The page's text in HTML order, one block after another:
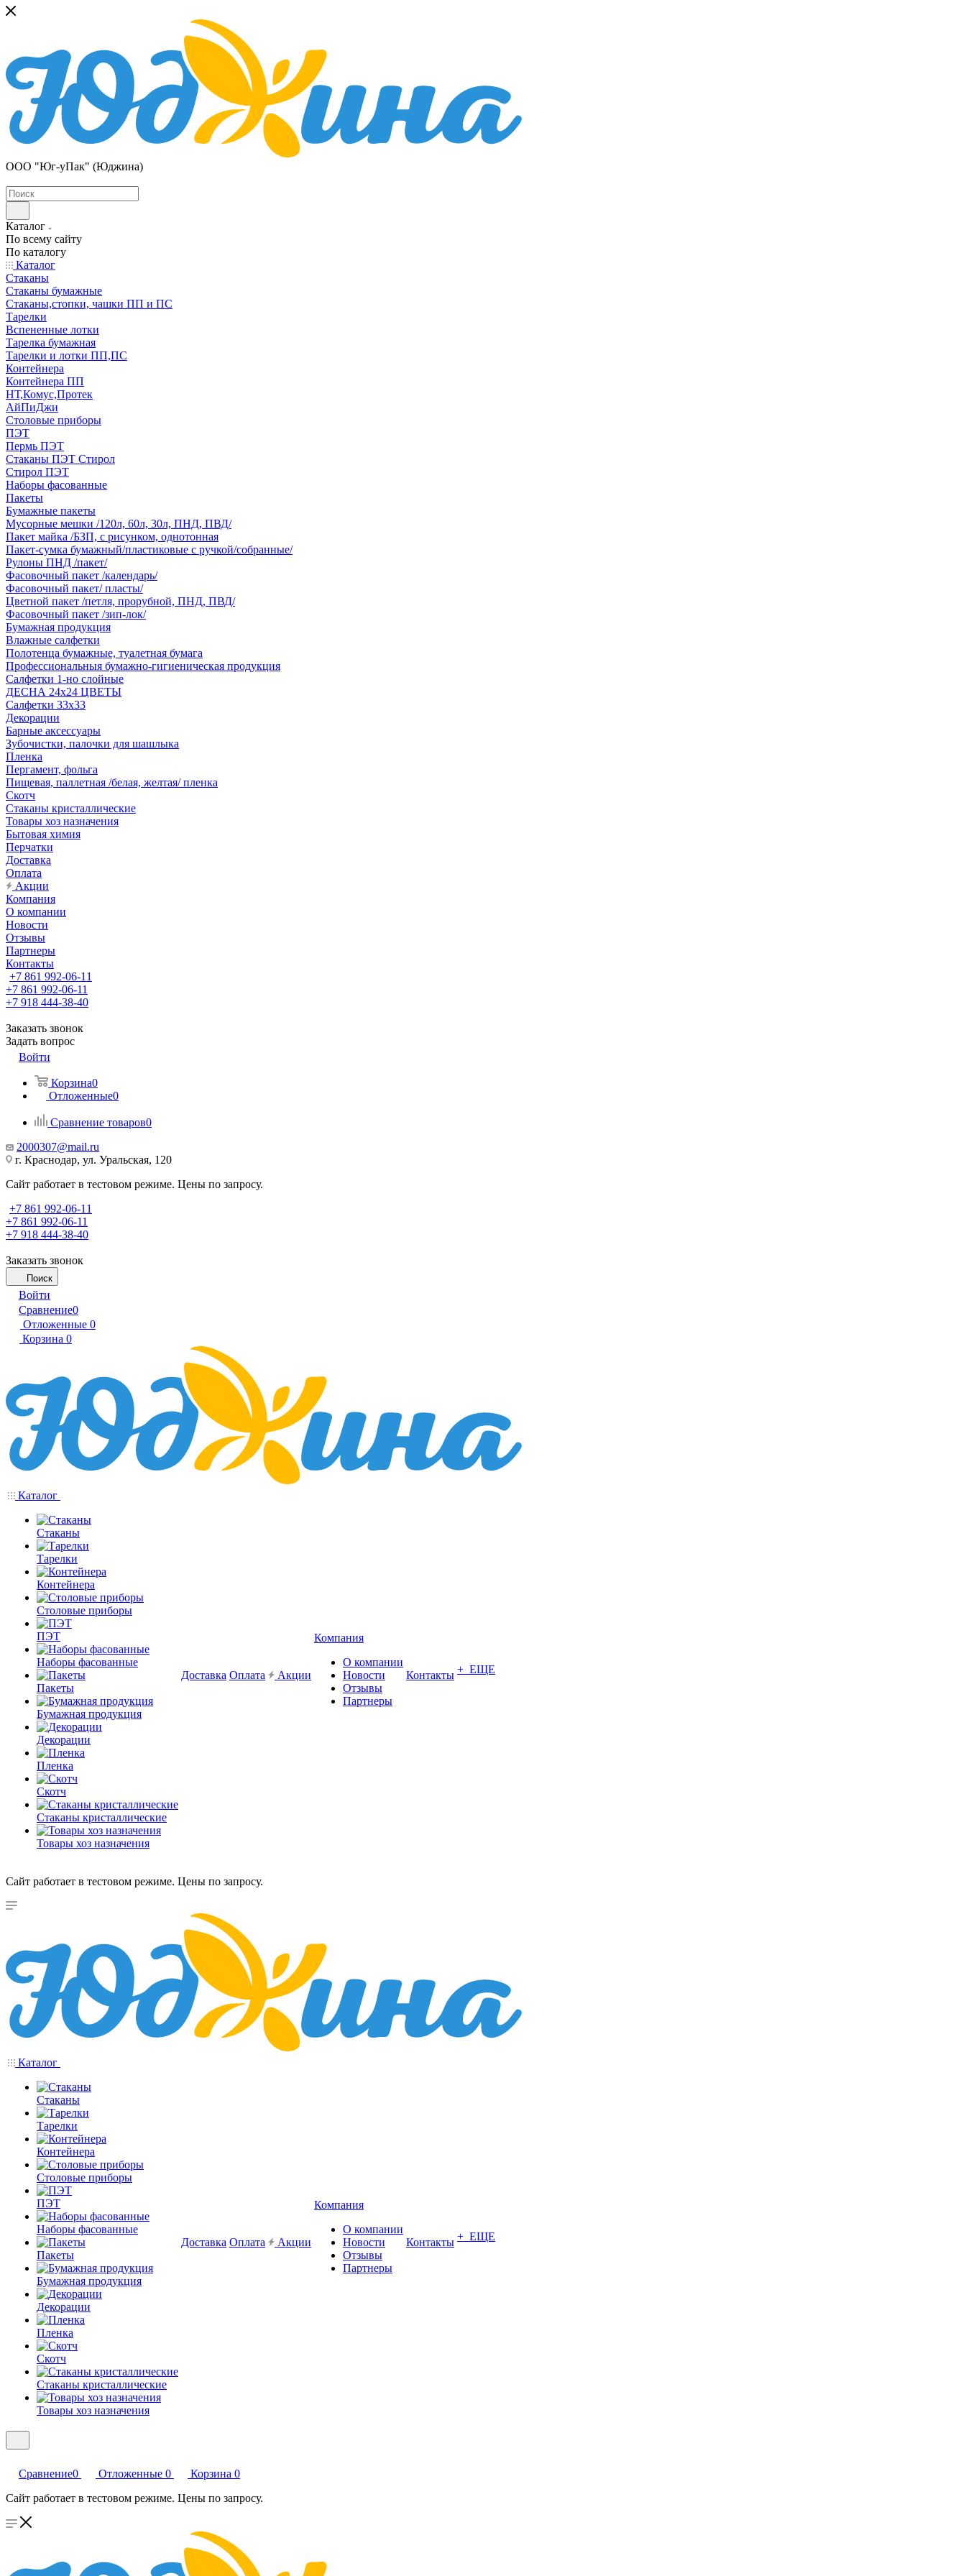
ООО "Юг-уПак" (Юджина)
Каталог
По всему сайту
По каталогу
Каталог
Стаканы
Стаканы бумажные
Стаканы,стопки, чашки ПП и ПС
Тарелки
Вспененные лотки
Тарелка бумажная
Тарелки и лотки ПП,ПС
Контейнера
Контейнера ПП
НТ,Комус,Протек
АйПиДжи
Столовые приборы
ПЭТ
Пермь ПЭТ
Стаканы ПЭТ Стирол
Стирол ПЭТ
Наборы фасованные
Пакеты
Бумажные пакеты
Мусорные мешки /120л, 60л, 30л, ПНД, ПВД/
Пакет майка /БЗП, с рисунком, однотонная
Пакет-сумка бумажный/пластиковые с ручкой/собранные/
Рулоны ПНД /пакет/
Фасовочный пакет /календарь/
Фасовочный пакет/ пласты/
Цветной пакет /петля, прорубной, ПНД, ПВД/
Фасовочный пакет /зип-лок/
Бумажная продукция
Влажные салфетки
Полотенца бумажные, туалетная бумага
Профессиональныя бумажно-гигиеническая продукция
Салфетки 1-но слойные
ДЕСНА 24х24 ЦВЕТЫ
Салфетки 33х33
Декорации
Барные аксессуары
Зубочистки, палочки для шашлыка
Пленка
Пергамент, фольга
Пищевая, паллетная /белая, желтая/ пленка
Скотч
Стаканы кристаллические
Товары хоз назначения
Бытовая химия
Перчатки
Доставка
Оплата
Акции
Компания
О компании
Новости
Отзывы
Партнеры
Контакты
+7 861 992-06-11
+7 861 992-06-11
+7 918 444-38-40
Заказать звонок
Задать вопрос
Войти
Корзина0
Отложенные0
Сравнение товаров0
2000307@mail.ru
г. Краснодар, ул. Уральская, 120
Сайт работает в тестовом режиме. Цены по запросу.
+7 861 992-06-11
+7 861 992-06-11
+7 918 444-38-40
Заказать звонок
Поиск
Войти
Сравнение0
Отложенные 0
Корзина 0
Каталог
Стаканы
Тарелки
Контейнера
Столовые приборы
ПЭТ
Наборы фасованные
Пакеты
Бумажная продукция
Декорации
Пленка
Скотч
Стаканы кристаллические
Товары хоз назначения
Доставка Оплата Акции
Компания
О компании
Новости
Отзывы
Партнеры
Контакты + ЕЩЕ
Сайт работает в тестовом режиме. Цены по запросу.
Каталог
Стаканы
Тарелки
Контейнера
Столовые приборы
ПЭТ
Наборы фасованные
Пакеты
Бумажная продукция
Декорации
Пленка
Скотч
Стаканы кристаллические
Товары хоз назначения
Доставка Оплата Акции
Компания
О компании
Новости
Отзывы
Партнеры
Контакты + ЕЩЕ
Сравнение0 Отложенные 0 Корзина 0
Сайт работает в тестовом режиме. Цены по запросу.